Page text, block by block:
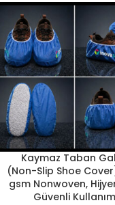
Kaymaz Taban
(Non-Slip Shoe
gsm Nonwoven,
Güvenli Kullanım